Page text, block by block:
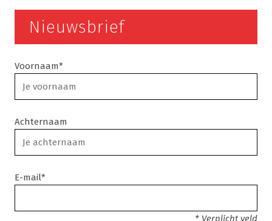
Nieuwsbrief
Voornaam*
Achternaam
E-mail*
* Verplicht veld